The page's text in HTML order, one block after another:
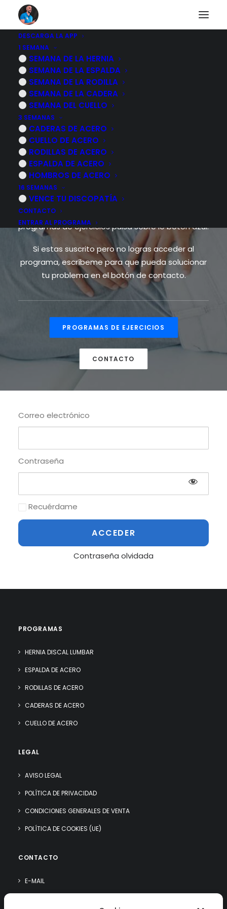
DESCARGA LA APP
1 SEMANA
SEMANA DE LA HERNIA
SEMANA DE LA ESPALDA
SEMANA DE LA RODILLA
SEMANA DE LA CADERA
SEMANA DEL CUELLO
3 SEMANAS
CADERAS DE ACERO
CUELLO DE ACERO
RODILLAS DE ACERO
ESPALDA DE ACERO
HOMBROS DE ACERO
16 SEMANAS
VENCE TU DISCOPATÍA
CONTACTO
ENTRAR AL PROGRAMA
No puedes acceder a
este contenido
Desgraciadamente el contenido al que quieres
acceder es exclusivo para nuestros suscriptores.
Si ya eres suscriptor de alguno de los programas
de rehabilitación inicia sesión identificándote a
Si quieres obtener información sobre mis
programas de ejercicios pulsa sobre le botón azul.
Si estas suscrito pero no logras acceder al
programa, escríbeme para que pueda solucionar
tu problema en el botón de contacto.
PROGRAMAS DE EJERCICIOS
CONTACTO
Correo electrónico
Contraseña
Recuérdame
Contraseña olvidada
PROGRAMAS
HERNIA DISCAL LUMBAR
ESPALDA DE ACERO
RODILLAS DE ACERO
CADERAS DE ACERO
CUELLO DE ACERO
LEGAL
AVISO LEGAL
POLÍTICA DE PRIVACIDAD
CONDICIONES GENERALES DE VENTA
POLÍTICA DE COOKIES (UE)
CONTACTO
E-MAIL